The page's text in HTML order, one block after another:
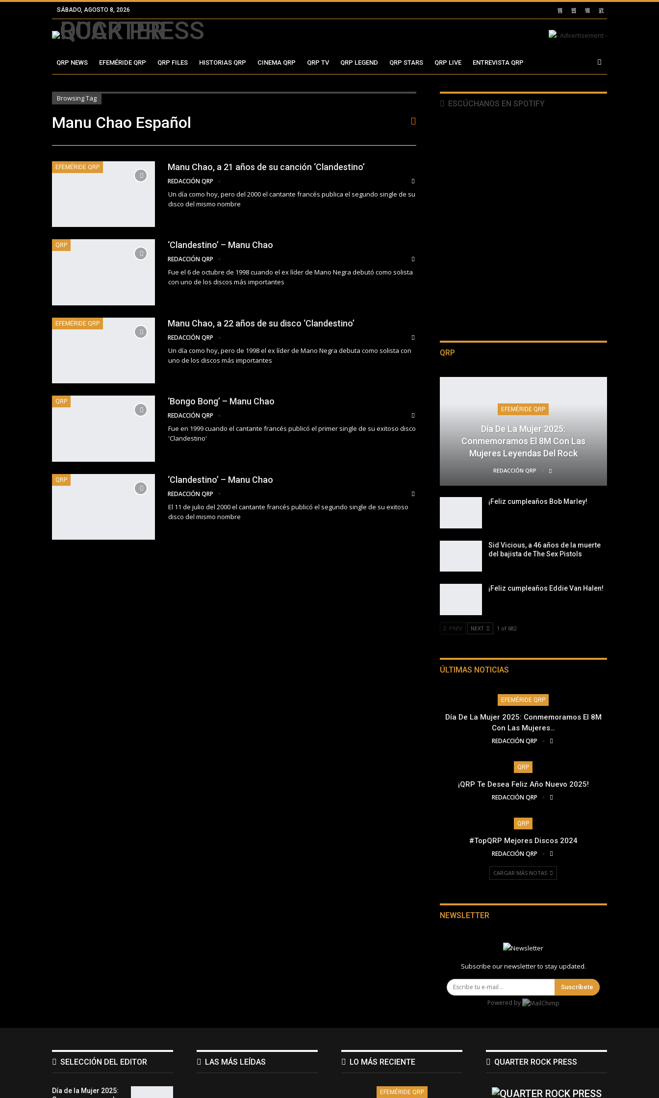
SÁBADO, AGOSTO 8, 2026
QRP NEWS EFEMÉRIDE QRP QRP FILES HISTORIAS QRP CINEMA QRP QRP TV QRP LEGEND QRP STARS QRP LIVE ENTREVISTA QRP
Browsing Tag
Manu Chao Español
EFEMÉRIDE QRP Manu Chao, a 21 años de su canción ‘Clandestino’
REDACCIÓN QRP
Un día como hoy, pero del 2000 el cantante francés publica el segundo single de su
disco del mismo nombre
QRP ‘Clandestino’ – Manu Chao
REDACCIÓN QRP
Fue el 6 de octubre de 1998 cuando el ex líder de Mano Negra debutó como solista
con uno de los discos más importantes
EFEMÉRIDE QRP Manu Chao, a 22 años de su disco ‘Clandestino’
REDACCIÓN QRP
Un día como hoy, pero de 1998 el ex líder de Mano Negra debuta como solista con
uno de los discos más importantes
QRP ‘Bongo Bong’ – Manu Chao
REDACCIÓN QRP
Fue en 1999 cuando el cantante francés publicó el primer single de su exitoso disco
'Clandestino'
QRP ‘Clandestino’ – Manu Chao
REDACCIÓN QRP
El 11 de julio del 2000 el cantante francés publicó el segundo single de su exitoso
disco del mismo nombre
ESCÚCHANOS EN SPOTIFY
QRP
EFEMÉRIDE QRP
Día De La Mujer 2025:
Conmemoramos El 8M Con Las
Mujeres Leyendas Del Rock
REDACCIÓN QRP
¡Feliz cumpleaños Bob Marley!
Sid Vicious, a 46 años de la muerte
del bajista de The Sex Pistols
¡Feliz cumpleaños Eddie Van Halen!
PREV NEXT 1 of 682
ÚLTIMAS NOTICIAS
EFEMÉRIDE QRP
Día De La Mujer 2025: Conmemoramos El 8M
Con Las Mujeres…
REDACCIÓN QRP
QRP
¡QRP Te Desea Feliz Año Nuevo 2025!
REDACCIÓN QRP
QRP
#TopQRP Mejores Discos 2024
REDACCIÓN QRP
CARGAR MÁS NOTAS
NEWSLETTER
Subscribe our newsletter to stay updated.
Suscríbete
Powered by
SELECCIÓN DEL EDITOR
Día de la Mujer 2025:
LAS MÁS LEÍDAS LO MÁS RECIENTE
EFEMÉRIDE QRP
QUARTER ROCK PRESS